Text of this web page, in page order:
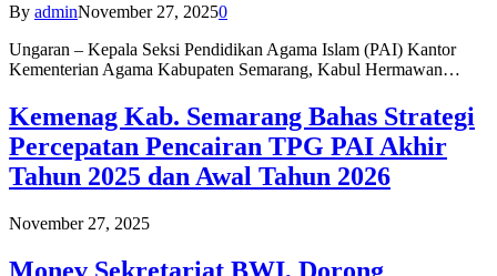
By adminNovember 27, 20250
Ungaran – Kepala Seksi Pendidikan Agama Islam (PAI) Kantor
Kementerian Agama Kabupaten Semarang, Kabul Hermawan…
Kemenag Kab. Semarang Bahas Strategi
Percepatan Pencairan TPG PAI Akhir
Tahun 2025 dan Awal Tahun 2026
November 27, 2025
Monev Sekretariat BWI, Dorong